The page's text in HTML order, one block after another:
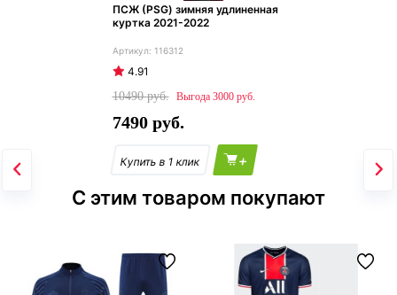
ПСЖ (PSG) зимняя удлиненная
куртка 2021-2022
116312
4.91
10490
3000
7490
+
С этим товаром покупают